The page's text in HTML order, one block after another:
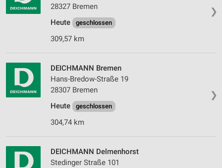
❯
28327 Bremen
Heute
geschlossen
309,57 km
❯
DEICHMANN Bremen
Hans-Bredow-Straße 19
28307 Bremen
Heute
geschlossen
304,74 km
DEICHMANN Delmenhorst
Stedinger Straße 101